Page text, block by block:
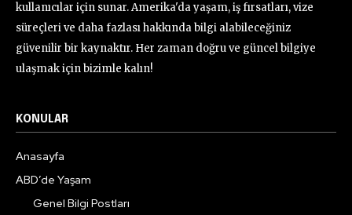
kullanıcılar için sunar. Amerika'da yaşam, iş fırsatları, vize
süreçleri ve daha fazlası hakkında bilgi alabileceğiniz
güvenilir bir kaynaktır. Her zaman doğru ve güncel bilgiye
ulaşmak için bizimle kalın!
KONULAR
Anasayfa
ABD’de Yaşam
Genel Bilgi Postları